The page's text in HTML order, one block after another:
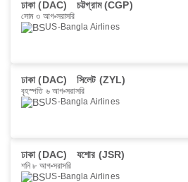
ঢাকা (DAC) চট্টগ্রাম (CGP)
সোম ৩ আগ সরাসরি
US-Bangla Airlines
ঢাকা (DAC) সিলেট (ZYL)
বৃহস্পতি ৬ আগ সরাসরি
US-Bangla Airlines
ঢাকা (DAC) যশোর (JSR)
শনি ৮ আগ সরাসরি
US-Bangla Airlines